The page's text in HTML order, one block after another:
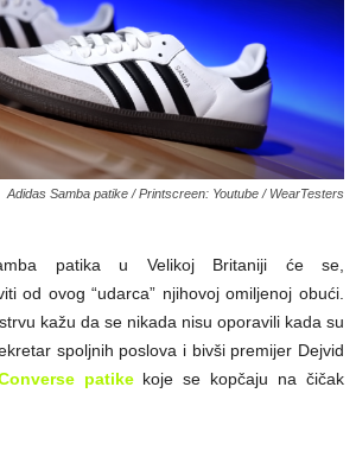
Adidas Samba patike / Printscreen: Youtube / WearTesters
patika u Velikoj Britaniji će se,
od ovog “udarca” njihovoj omiljenoj obući.
kažu da se nikada nisu oporavili kada su
spoljnih poslova i bivši premijer Dejvid
patikekoje se kopčaju na čičak